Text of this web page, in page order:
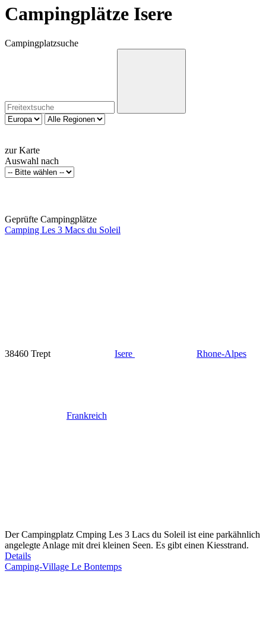
Campingplätze Isere
Campingplatzsuche
zur Karte
Auswahl nach
Geprüfte Campingplätze
Camping Les 3 Macs du Soleil
38460 Trept Isere Rhone-Alpes
Frankreich
Der Campingplatz Cmping Les 3 Lacs du Soleil ist eine parkähnlich
angelegte Anlage mit drei kleinen Seen. Es gibt einen Kiesstrand.
Details
Camping-Village Le Bontemps